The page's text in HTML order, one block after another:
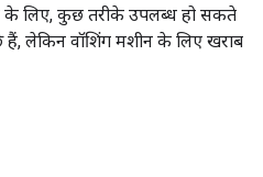
के लिए, कुछ तरीके उपलब्ध हो सकते
लेकिन वॉशिंग मशीन के लिए खराब